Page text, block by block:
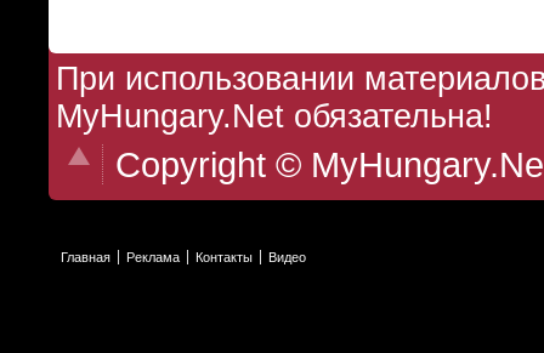
При использовании
MyHungary.Net обязательна!
Copyright ©
Главная Реклама Контакты Видео